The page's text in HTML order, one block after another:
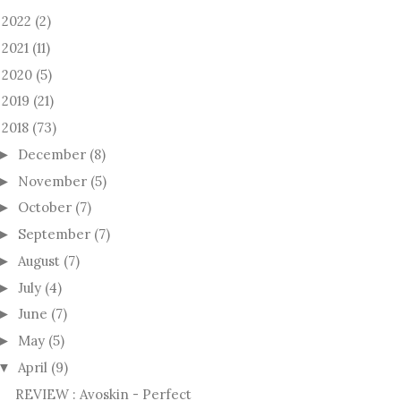
2022 (2)
2021 (11)
2020 (5)
2019 (21)
2018 (73)
December (8)
November (5)
October (7)
September (7)
August (7)
July (4)
June (7)
May (5)
April (9)
REVIEW : Avoskin - Perfect